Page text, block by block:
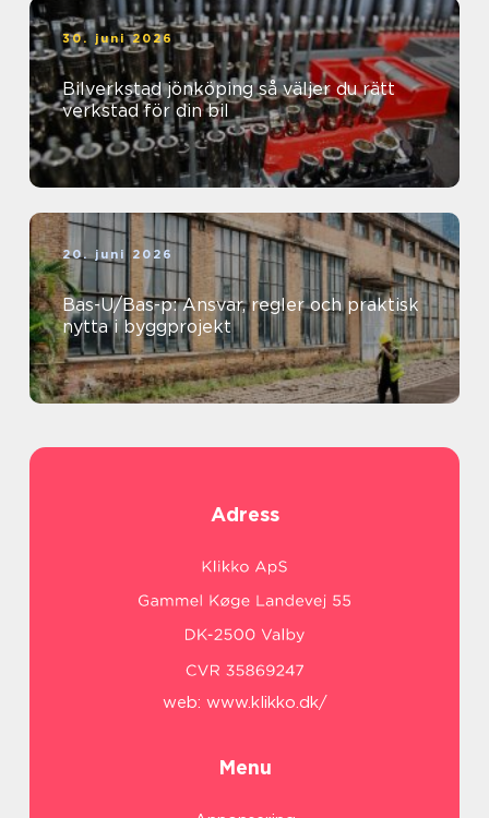
30. juni 2026
Bilverkstad jönköping så väljer du rätt
verkstad för din bil
20. juni 2026
Bas-U/Bas-p: Ansvar, regler och praktisk
nytta i byggprojekt
Adress
web: www.klikko.dk/
Menu